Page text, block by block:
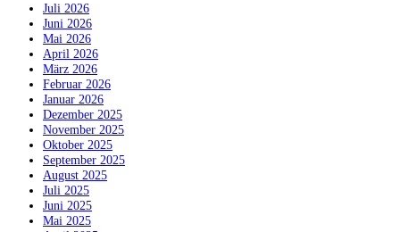
Juli 2026
Juni 2026
Mai 2026
April 2026
März 2026
Februar 2026
Januar 2026
Dezember 2025
November 2025
Oktober 2025
September 2025
August 2025
Juli 2025
Juni 2025
Mai 2025